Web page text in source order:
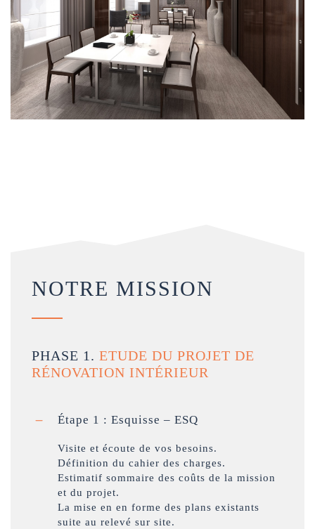
NOTRE MISSION
PHASE 1. ETUDE DU PROJET DE
RÉNOVATION INTÉRIEUR
Étape 1 : Esquisse – ESQ
Visite et écoute de vos besoins.
Définition du cahier des charges.
Estimatif sommaire des coûts de la mission
et du projet.
La mise en en forme des plans existants
suite au relevé sur site.